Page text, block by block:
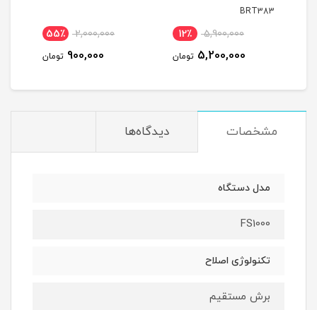
BRT383
5,900,000 12٪
5,200,000 تومان
2,000,000 55٪
900,000 تومان
مشخصات دیدگاه‌ها
مدل دستگاه
FS1000
تکنولوژی اصلاح
برش مستقیم